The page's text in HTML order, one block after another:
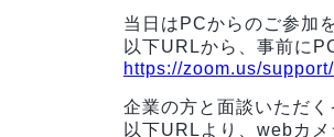
当日はPCからのご参加
以下URLから、事前に
https://zoom.us/
企業の方と面談いただ
以下URLより、webカ